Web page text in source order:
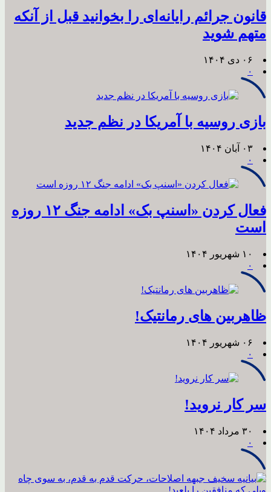
قانون جرائم رایانه‌ای را بخوانید قبل از آنکه
متهم شوید
۰۶ دی ۱۴۰۴
۰
بازی روسیه با آمریکا در نظم جدید
۰۳ آبان ۱۴۰۴
۰
فعال کردن «اسنپ بک» ادامه جنگ ۱۲ روزه
است
۱۰ شهریور ۱۴۰۴
۰
ظاهربین های رمانتیک!
۰۶ شهریور ۱۴۰۴
۰
‏سر کار نروید!
۳۰ مرداد ۱۴۰۴
۰